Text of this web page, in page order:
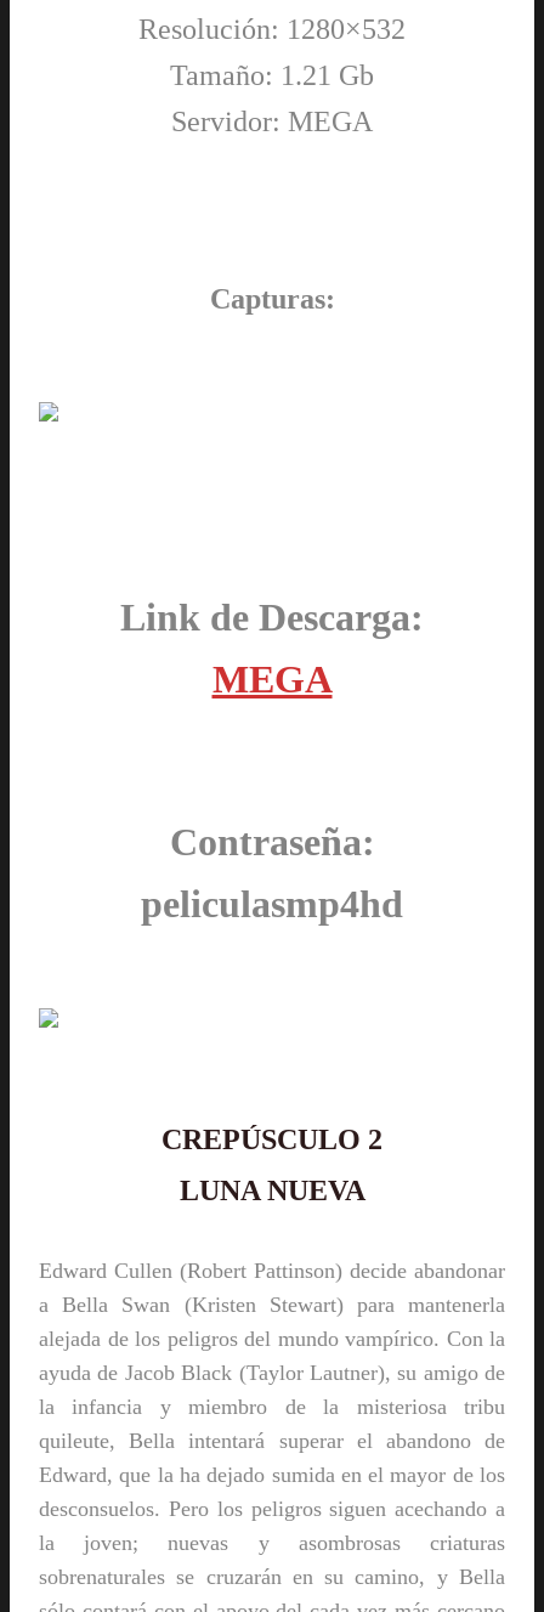
Resolución: 1280×532
Tamaño: 1.21 Gb
Servidor: MEGA
Capturas:
Link de Descarga:
MEGA
Contraseña:
peliculasmp4hd
CREPÚSCULO 2
LUNA NUEVA
Edward Cullen (Robert Pattinson) decide abandonar
a Bella Swan (Kristen Stewart) para mantenerla
alejada de los peligros del mundo vampírico. Con la
ayuda de Jacob Black (Taylor Lautner), su amigo de
la infancia y miembro de la misteriosa tribu
quileute, Bella intentará superar el abandono de
Edward, que la ha dejado sumida en el mayor de los
desconsuelos. Pero los peligros siguen acechando a
la joven; nuevas y asombrosas criaturas
sobrenaturales se cruzarán en su camino, y Bella